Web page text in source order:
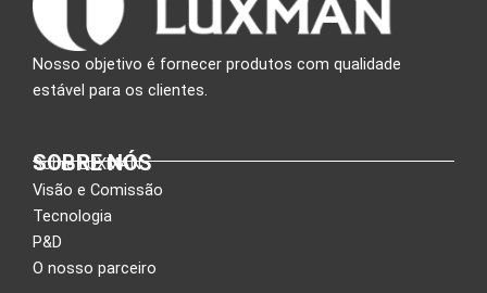
Nosso objetivo é fornecer produtos com qualidade
estável para os clientes.
SOBRE NÓS
Sobre LUXMAN
Visão e Comissão
Tecnologia
P&D
O nosso parceiro